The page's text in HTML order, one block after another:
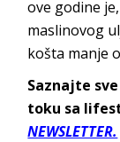
ove godine
maslinovog
košta manje
Saznajte
toku sa
NEWSLETTER.